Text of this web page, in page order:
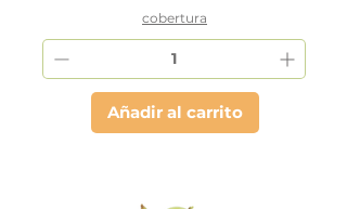
cobertura
Añadir al carrito